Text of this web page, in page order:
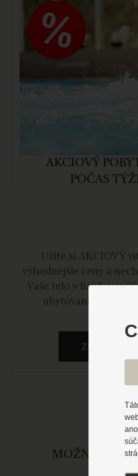
AKCIOVÝ
POČAS
Užite si AKCIOVÝ
výhodnejšie ceny a
Vaše telo v
ubytovaním v hoteli
ZOBRAZIŤ
MOŽNOSTI